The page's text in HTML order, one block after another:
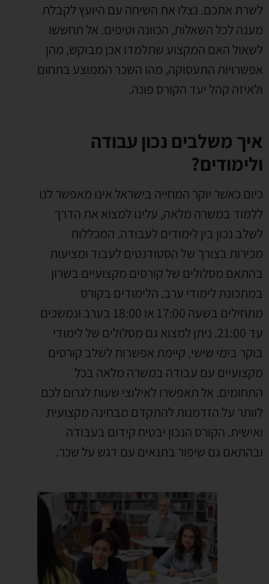
לשרת אתכם. נצלו את השיחה עם היועץ לקבלת
מענה לכל השאלות, הכוונה וטיפים. אל תחששו
לשאול האם המקצוע שתלמדו אכן מבוקש, מהן
אפשרויות התעסוקה, מהו השכר הממוצע בתחום
ולאיזה קהל יעד הקורס פונה.
איך משלבים נכון עבודה
ולימודים?
כיום כאשר יוקר המחייה בישראל אינו מאפשר לנו
ללמוד במשרה מלאה, עלינו למצוא את הדרך
לשלב נכון בין לימודים לעבודה. המכללות
מכירות בצורך של הסטודנטים לעבוד ומציעות
בהתאם מסלולים של קורסים מקצועיים בשרון
במתכונת לימודי ערב. הלימודים בקורס
מתחילים בשעה 17:00 או 18:00 בערב ונמשכים
עד 21:00. ניתן למצוא גם מסלולים של לימודי
בוקר בימי שישי. קיימת אפשרות לשלב קורסים
מקצועיים עם עבודה במשרה מלאה בכל
התחומים. אל תאפשרו לאילוצי שעות לגרום לכם
לוותר על הזדמנות להתקדם מבחינה מקצועית
ואישית. הקורס הנכון יבטיח קידום בעבודה
ובהתאם גם שיפור בתנאים עם דגש על שכר.